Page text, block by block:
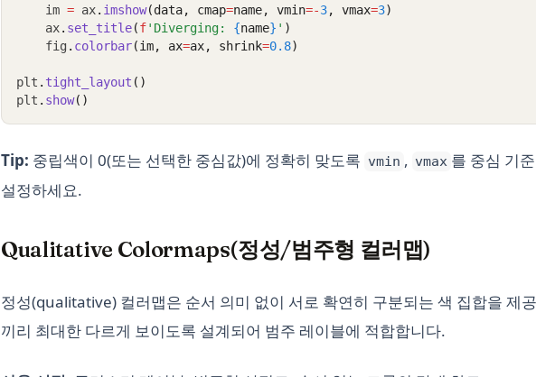
    im
= ax. imshow(data, cmap=name, vmin=-3, vmax=3)
    ax
. set_title(f'Diverging: {name} ' )
    fig
. colorbar(im, ax=ax, shrink=0.8)
plt . tight_layout ()
plt . show()
Tip: 중립색이 0(또는 선택한 중심값)에 정확히 맞도록 vmin , vmax 를 중심 기
설정하세요.
Qualitative Colormaps(정성/범주형 컬러맵)
정성(qualitative) 컬러맵은 순서 의미 없이 서로 확연히 구분되는 색 집합을 제
끼리 최대한 다르게 보이도록 설계되어 범주 레이블에 적합합니다.